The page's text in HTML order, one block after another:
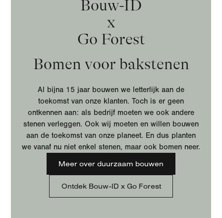
Bouw-ID
x
Go Forest
Bomen voor bakstenen
Al bijna 15 jaar bouwen we letterlijk aan de
toekomst van onze klanten. Toch is er geen
ontkennen aan: als bedrijf moeten we ook andere
stenen verleggen. Ook wij moeten en willen bouwen
aan de toekomst van onze planeet. En dus planten
we vanaf nu niet enkel stenen, maar ook bomen neer.
Meer over duurzaam bouwen
Ontdek Bouw-ID x Go Forest